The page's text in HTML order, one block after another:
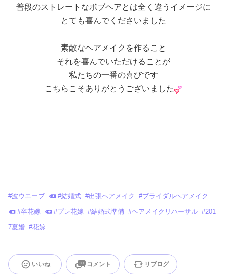
普段のストレートなボブヘアとは全く違うイメージに
とても喜んでくださいました
素敵なヘアメイクを作ること
それを喜んでいただけることが
私たちの一番の喜びです
こちらこそありがとうございました
#波ウエーブ #結婚式 #出張ヘアメイク #ブライダルヘアメイク
#卒花嫁 #プレ花嫁 #結婚式準備 #ヘアメイクリハーサル #201
7夏婚 #花嫁
いいね コメント リブログ